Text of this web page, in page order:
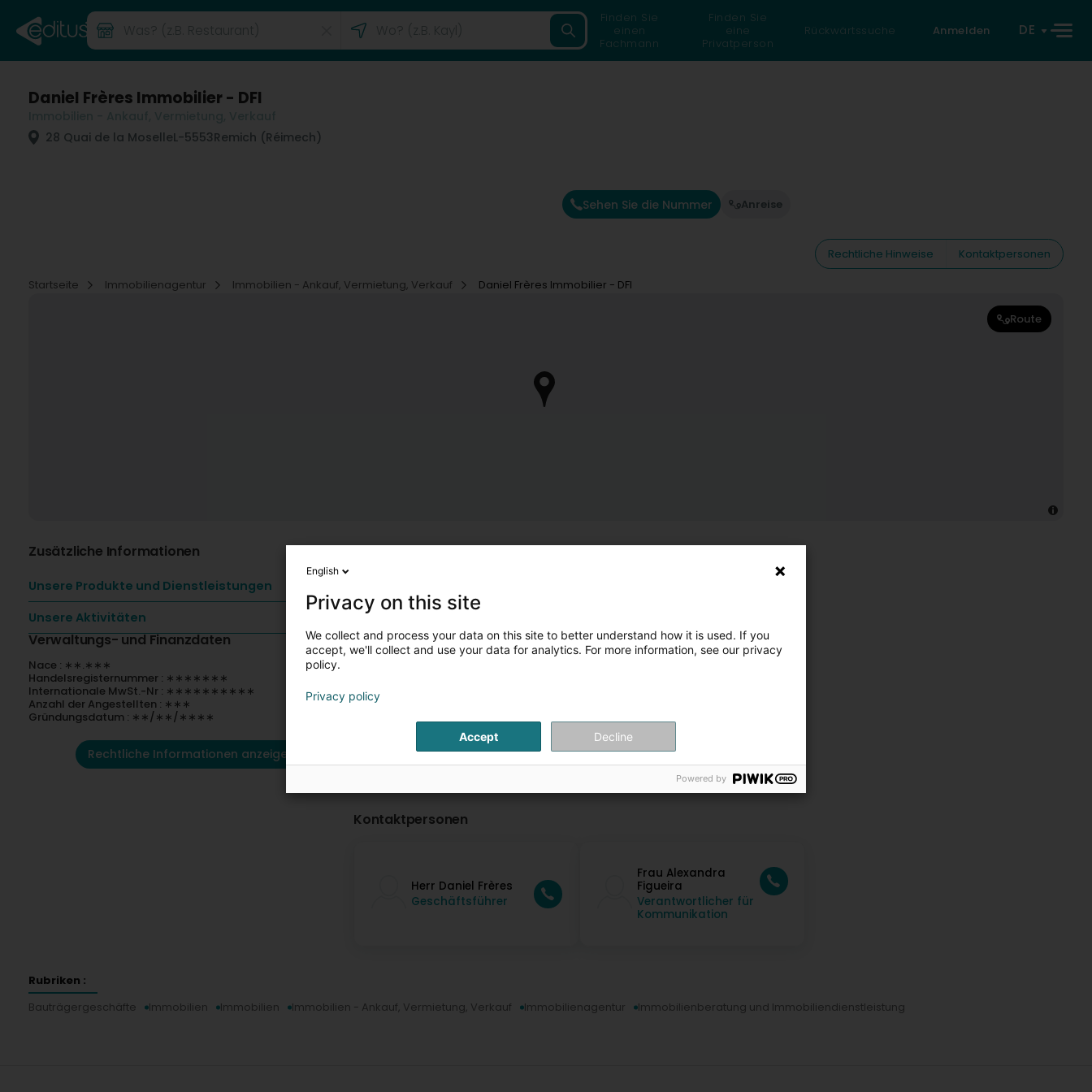
Finden Sie
einen
Fachmann
Finden Sie
eine
Privatperson
Rückwärtssuche Anmelden DE
Daniel Frères Immobilier - DFI
28 Quai de la MoselleL-5553Remich (Réimech)
Sehen Sie die Nummer Anreise
Rechtliche Hinweise
Kontaktpersonen
Startseite
Immobilienagentur Immobilien - Ankauf, Vermietung, Verkauf Daniel Frères Immobilier - DFI
Route
Zusätzliche Informationen
Unsere Produkte und Dienstleistungen
Unsere Aktivitäten
Verwaltungs- und Finanzdaten
Nace : ∗∗.∗∗∗
Handelsregisternummer : ∗∗∗∗∗∗∗
Internationale MwSt.-Nr : ∗∗∗∗∗∗∗∗∗∗
Anzahl der Angestellten : ∗∗∗
Gründungsdatum : ∗∗/∗∗/∗∗∗∗
Rechtliche Informationen anzeigen
Kontaktpersonen
Herr Daniel Frères
Geschäftsführer
Frau Alexandra
Figueira
Verantwortlicher für
Kommunikation
Rubriken :
Bauträgergeschäfte
Immobilien Immobilien Immobilien - Ankauf, Vermietung, Verkauf Immobilienagentur Immobilienberatung und Immobiliendienstleistung
English
Privacy on this site
We collect and process your data on this site to better understand how it is used. If you
accept, we'll collect and use your data for analytics. For more information, see our privacy
policy.
Privacy policy
Accept Decline
Powered by